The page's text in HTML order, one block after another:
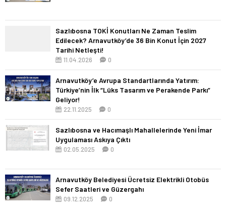
Sazlıbosna TOKİ Konutları Ne Zaman Teslim
Edilecek? Arnavutköy’de 36 Bin Konut İçin 2027
Tarihi Netleşti!
11.04.2026 0
Arnavutköy’e Avrupa Standartlarında Yatırım:
Türkiye’nin İlk “Lüks Tasarım ve Perakende Parkı”
Geliyor!
22.11.2025 0
Sazlıbosna ve Hacımaşlı Mahallelerinde Yeni İmar
Uygulaması Askıya Çıktı
02.05.2025 0
Arnavutköy Belediyesi Ücretsiz Elektrikli Otobüs
Sefer Saatleri ve Güzergahı
09.12.2025 0